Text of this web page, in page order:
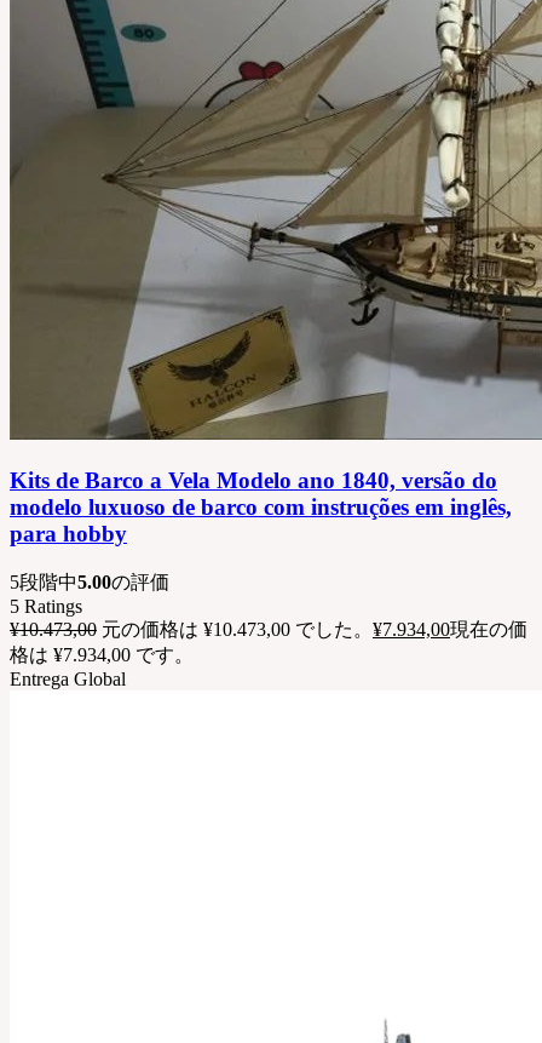
Kits de Barco a Vela Modelo ano 1840, versão do
modelo luxuoso de barco com instruções em inglês,
para hobby
5段階中5.00の評価
5 Ratings
¥10.473,00 元の価格は ¥10.473,00 でした。 ¥7.934,00現在の価
格は ¥7.934,00 です。
Entrega Global